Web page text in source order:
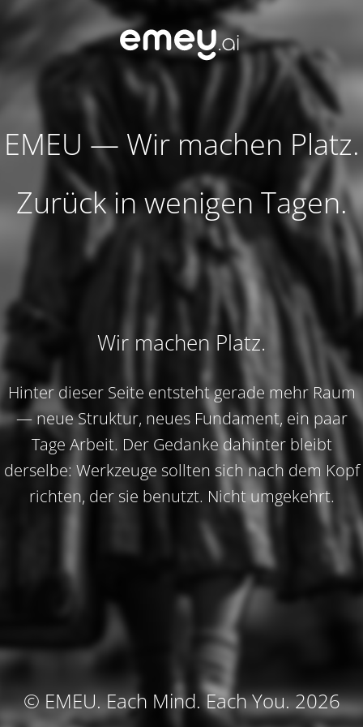
EMEU — Wir machen Platz.
Zurück in wenigen Tagen.
Wir machen Platz.
Hinter dieser Seite entsteht gerade mehr Raum
— neue Struktur, neues Fundament, ein paar
Tage Arbeit. Der Gedanke dahinter bleibt
derselbe: Werkzeuge sollten sich nach dem Kopf
richten, der sie benutzt. Nicht umgekehrt.
©EMEU.Each Mind. Each You. 2026